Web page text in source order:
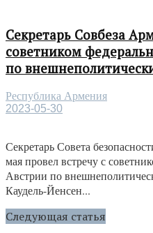
Секретарь Совбеза
советником
по
Республика Армения
2023-05-30
Секретарь Совета
мая провел встречу с
Австрии по
Каудель-Йенсен...
Следующая статья